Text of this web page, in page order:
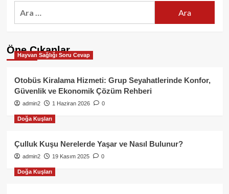
Öne Çıkanlar
Hayvan Sağlığı Soru Cevap
Otobüs Kiralama Hizmeti: Grup Seyahatlerinde Konfor,
Güvenlik ve Ekonomik Çözüm Rehberi
admin2 1 Haziran 2026 0
Doğa Kuşları
Çulluk Kuşu Nerelerde Yaşar ve Nasıl Bulunur?
admin2 19 Kasım 2025 0
Doğa Kuşları